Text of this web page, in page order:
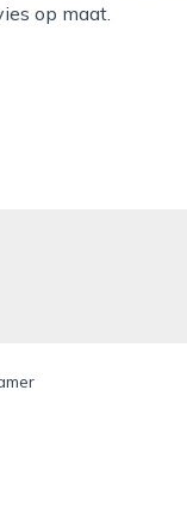
op maat.